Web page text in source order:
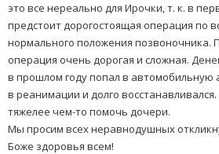
это все нереально для Ирочки, т. к. в
предстоит дорогостоящая операция по
нормального положения позвоночника.
операция очень дорогая и сложная.
в прошлом году попал в
в реанимации и долго
тяжелее чем-то помочь дочери.
Мы просим всех неравнодушных
Боже здоровья всем!